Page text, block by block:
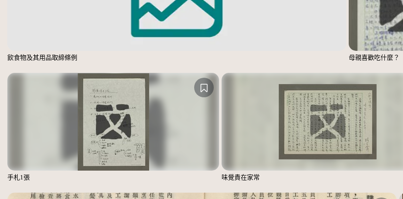
飲食物及其用品取締條例 母親喜歡吃什麼？
手札1張 味覺貴在家常